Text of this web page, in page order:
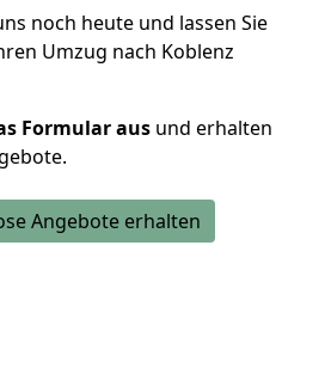
noch heute und lassen Sie
Umzug nach Koblenz
Formular aus und erhalten
Angebote erhalten